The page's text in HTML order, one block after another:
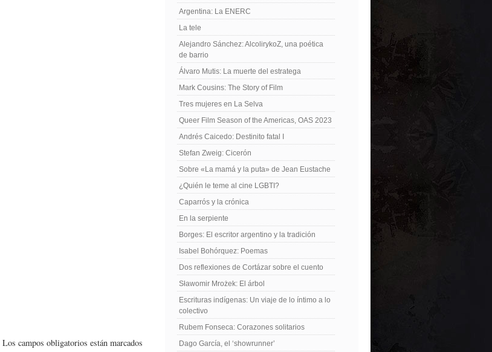
Los campos obligatorios están marcados
Argentina: La ENERC
La tele
Alejandro Sánchez: AlcolirykoZ, una poética
de barrio
Álvaro Mutis: La muerte del estratega
Mark Cousins: The Story of Film
Tres mujeres en La Selva
Queer Film Season of the Americas, OAS 2023
Andrés Caicedo: Destinito fatal I
Stefan Zweig: Cicerón
Sobre «La mamá y la puta» de Jean Eustache
¿Quién le teme al cine LGBTI?
Caparrós y la crónica
En la serpiente
Borges: El escritor argentino y la tradición
Isabel Bohórquez: Poemas
Dos reflexiones de Cortázar sobre el cuento
Sławomir Mrożek: El árbol
Escrituras indígenas: Un viaje de lo íntimo a lo
colectivo
Rubem Fonseca: Corazones solitarios
Dago García, el ‘showrunner’